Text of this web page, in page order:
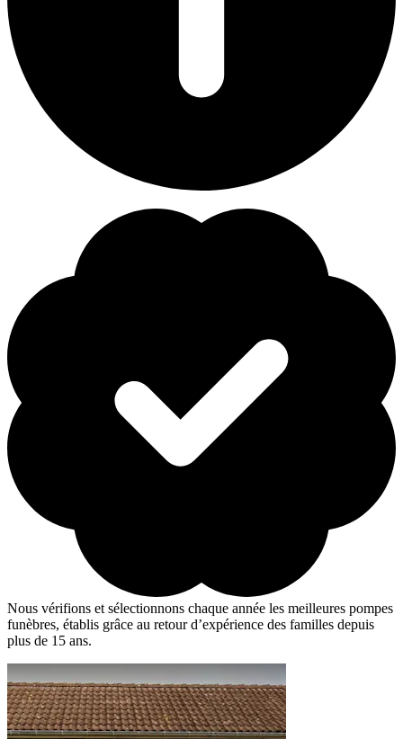
Nous vérifions et sélectionnons chaque année les meilleures pompes
funèbres, établis grâce au retour d’expérience des familles depuis
plus de 15 ans.